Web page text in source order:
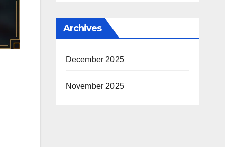
Archives
December 2025
November 2025